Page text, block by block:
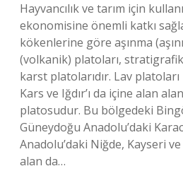
Hayvancılık ve tarım için
ekonomisine önemli katkı
kökenlerine göre aşınma
(volkanik) platoları,
karst platolarıdır. Lav
Kars ve Iğdır’ı da içine alan
platosudur. Bu bölgedeki
Güneydoğu Anadolu’daki
Anadolu’daki Niğde, Kayseri
alan da…